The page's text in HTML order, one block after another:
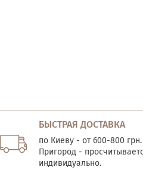
БЫСТРАЯ ДОСТАВКА
по Киеву - от 600-800 грн.
Пригород -
индивидуально.